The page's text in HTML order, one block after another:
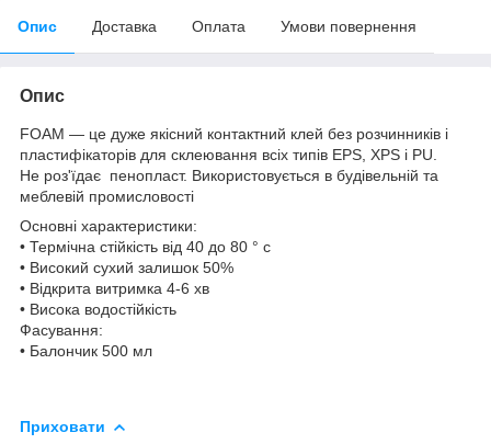
Опис Доставка Оплата Умови повернення
Опис
FOAM — це дуже якісний контактний клей без розчинників і
пластифікаторів для склеювання всіх типів EPS, XPS і PU.
Не роз'їдає пенопласт. Використовується в будівельній та
меблевій промисловості
Основні характеристики:
• Термічна стійкість від 40 до 80 ° c
• Високий сухий залишок 50%
• Відкрита витримка 4-6 хв
• Висока водостійкість
Фасування:
• Балончик 500 мл
Приховати